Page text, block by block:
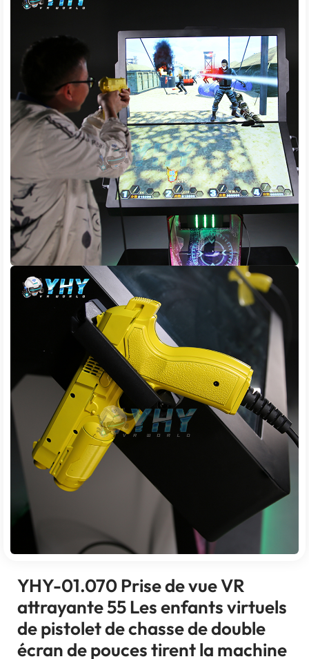
YHY-01.070 Prise de vue VR
attrayante 55 Les enfants virtuels
de pistolet de chasse de double
écran de pouces tirent la machine